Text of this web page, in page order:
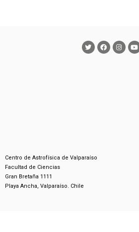
Centro de Astrofísica de Valparaíso
Facultad de Ciencias
Gran Bretaña 1111
Playa Ancha, Valparaíso. Chile